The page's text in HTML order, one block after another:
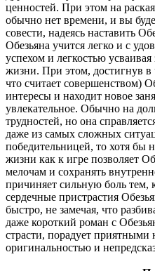
ценностей. При этом на
обычно нет времени, и вы
совести, надеясь наставить
Обезьяна учится легко и с
успехом и легкостью
жизни. При этом, достигнув в
что считает совершенством)
интересы и находит новое
увлекательное. Обычно на
трудностей, но она
даже из самых сложных
победительницей, то хотя
жизни как к игре позволяет
мелочам и сохранять
причиняет сильную боль тем,
сердечные пристрастия
быстро, не замечая, что
даже короткий роман с
страсти, порадует
оригинальностью и